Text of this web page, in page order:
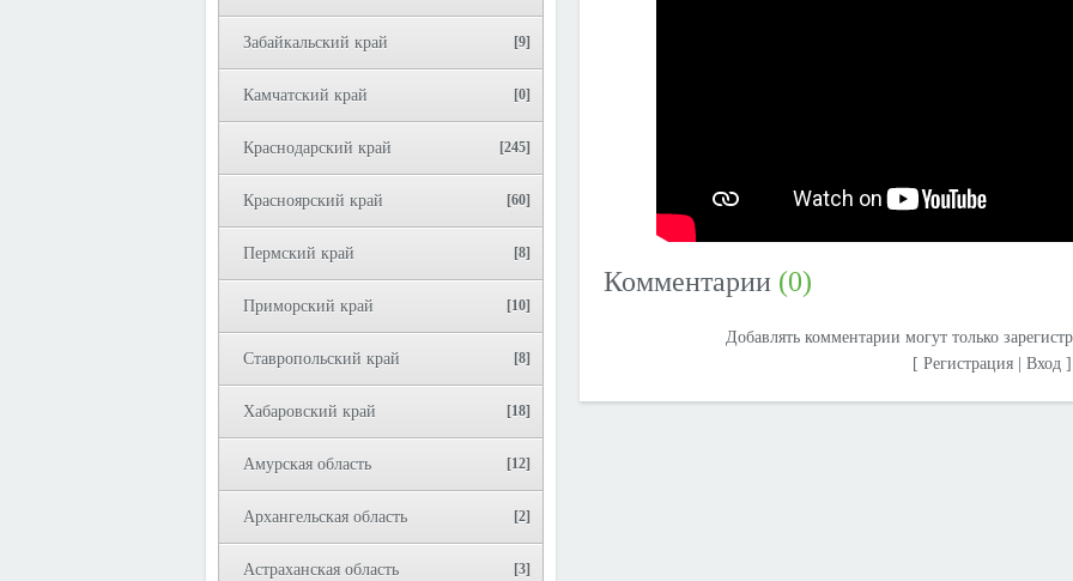
Забайкальский край [9]
Камчатский край [0]
Краснодарский край [245]
Красноярский край [60]
Пермский край [8]
Приморский край [10]
Ставропольский край [8]
Хабаровский край [18]
Амурская область [12]
Архангельская область [2]
Астраханская область [3]
Комментарии (0)
Добавлять комментарии могут только
[ Регистрация| Вход]